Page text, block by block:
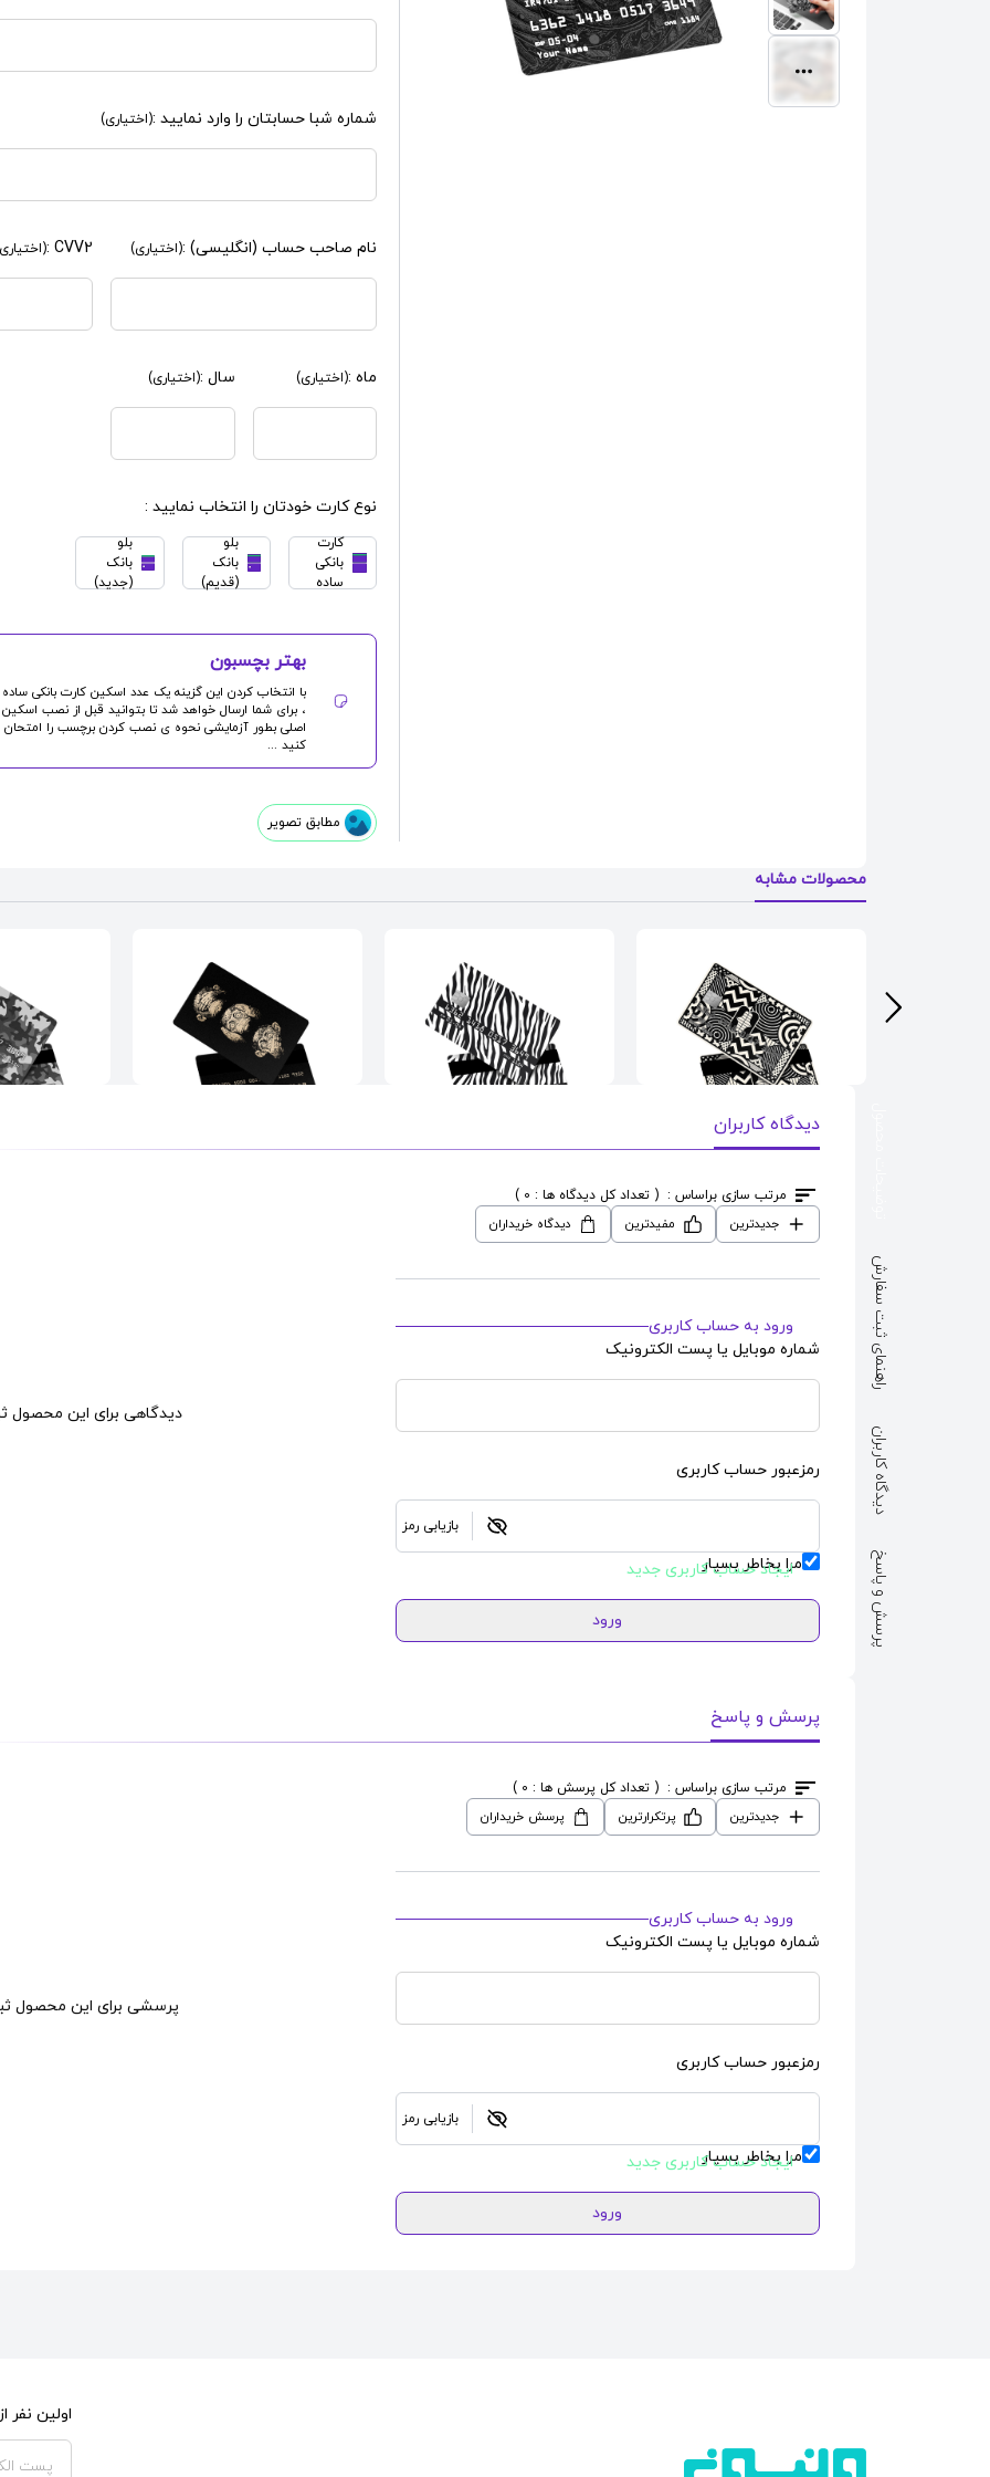
شماره شبا حسابتان را وارد نمایید :(اختیاری)
نام صاحب حساب (انگلیسی) :(اختیاری) CVV2 :
ماه :(اختیاری) سال :(اختیاری)
نوع کارت خودتان را انتخاب نمایید :
کارت
بانکی
ساده
بلو
بانک
(قدیم)
بلو
بانک
(جدید)
بهتر بچسبون
با انتخاب کردن این گزینه یک عدد اسکین کارت بانکی ساده
، برای شما ارسال خواهد شد تا بتوانید قبل از نصب اسکین
اصلی بطور آزمایشی نحوه ی نصب کردن برچسب را امتحان
کنید ...
مطابق تصویر
محصولات مشابه
Playing Cards Abstract
قیمت : 690,000 تومان
Fancy Zebra Skin
قیمت : 690,000
راهنمای ثبت سفارش
دیدگاه کاربران
پرسش و پاسخ
دیدگاه کاربران
مرتب سازی براساس : ( تعداد کل دیدگاه ها : 0 )
جدیدترین
مفیدترین دیدگاه خریداران
ورود به حساب کاربری
شماره موبایل یا پست الکترونیک
رمزعبور حساب کاربری
بازیابی رمز
مرا بخاطر بسپار
ایجاد حساب کاربری جدید
ورود
دیدگاهی برای این
پرسش و پاسخ
مرتب سازی براساس : ( تعداد کل پرسش ها : 0 )
جدیدترین
پرتکرارترین پرسش خریداران
ورود به حساب کاربری
شماره موبایل یا پست الکترونیک
رمزعبور حساب کاربری
بازیابی رمز
مرا بخاطر بسپار
ایجاد حساب کاربری جدید
ورود
پرسشی برای این محصول
اولین